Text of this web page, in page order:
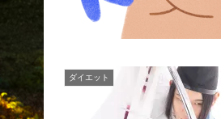
ダイエット